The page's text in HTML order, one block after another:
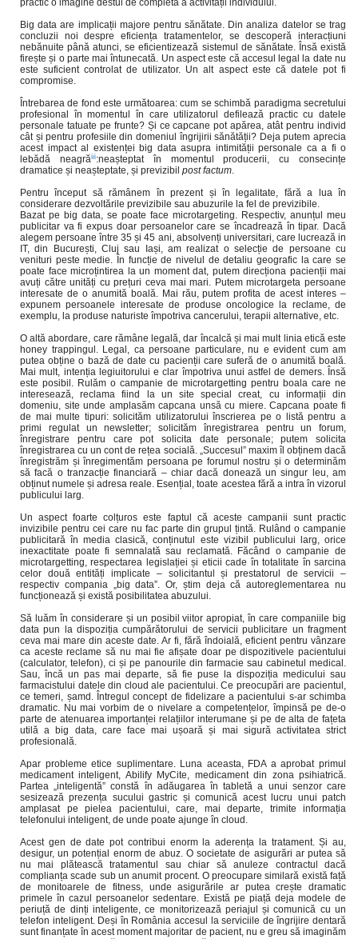
practic o imagine destul de completă a activității individului.
Big data are implicații majore pentru sănătate. Din analiza datelor se trag
concluzii noi despre eficiența tratamentelor, se descoperă interacțiuni
nebănuite până atunci, se eficientizează sistemul de sănătate. Însă există
firește și o parte mai întunecată. Un aspect este că accesul legal la date nu
este suficient controlat de utilizator. Un alt aspect este că datele pot fi
compromise.
Întrebarea de fond este următoarea: cum se schimbă paradigma secretului
profesional în momentul în care utilizatorul defilează practic cu datele
personale tatuate pe frunte? Și ce capcane pot apărea, atât pentru individ
cât și pentru profesiile din domeniul îngrijirii sănătății? Deja putem aprecia
acest impact al existenței big data asupra intimității personale ca a fi o
lebădă neagrăiii:neașteptat în momentul producerii, cu consecințe
dramatice și neașteptate, și previzibil post factum.
Pentru început să rămânem în prezent și în legalitate, fără a lua în
considerare dezvoltările previzibile sau abuzurile la fel de previzibile.
Bazat pe big data, se poate face microtargeting. Respectiv, anunțul meu
publicitar va fi expus doar persoanelor care se încadrează în tipar. Dacă
alegem persoane între 35 și 45 ani, absolvenți universitari, care lucrează in
IT, din București, Cluj sau Iași, am realizat o selecție de persoane cu
venituri peste medie. În funcție de nivelul de detaliu geografic la care se
poate face microțintirea la un moment dat, putem direcționa pacienții mai
avuți către unități cu prețuri ceva mai mari. Putem microtargeta persoane
interesate de o anumită boală. Mai rău, putem profita de acest interes –
expunem persoanele interesate de produse oncologice la reclame, de
exemplu, la produse naturiste împotriva cancerului, terapii alternative, etc.
O altă abordare, care rămâne legală, dar încalcă și mai mult linia etică este
honey trappingul. Legal, ca persoane particulare, nu e evident cum am
putea obține o bază de date cu pacienții care suferă de o anumită boală.
Mai mult, intenția legiuitorului e clar împotriva unui astfel de demers. Însă
este posibil. Rulăm o campanie de microtargetting pentru boala care ne
interesează, reclama fiind la un site special creat, cu informații din
domeniu, site unde amplasăm capcana unsă cu miere. Capcana poate fi
de mai multe tipuri: solicităm utilizatorului înscrierea pe o listă pentru a
primi regulat un newsletter; solicităm înregistrarea pentru un forum,
înregistrare pentru care pot solicita date personale; putem solicita
înregistrarea cu un cont de rețea socială. „Succesul” maxim îl obținem dacă
înregistrăm și înregimentăm persoana pe forumul nostru și o determinăm
să facă o tranzacție financiară – chiar dacă donează un singur leu, am
obținut numele și adresa reale. Esențial, toate acestea fără a intra în vizorul
publicului larg.
Un aspect foarte colțuros este faptul că aceste campanii sunt practic
invizibile pentru cei care nu fac parte din grupul țintă. Rulând o campanie
publicitară în media clasică, conținutul este vizibil publicului larg, orice
inexactitate poate fi semnalată sau reclamată. Făcând o campanie de
microtargetting, respectarea legislației și eticii cade în totalitate în sarcina
celor două entități implicate – solicitantul și prestatorul de servicii –
respectiv compania „big data”. Or, știm deja că autoreglementarea nu
funcționează și există posibilitatea abuzului.
Să luăm în considerare și un posibil viitor apropiat, în care companiile big
data pun la dispoziția cumpărătorului de servicii publicitare un fragment
ceva mai mare din aceste date. Ar fi, fără îndoială, eficient pentru vânzare
ca aceste reclame să nu mai fie afișate doar pe dispozitivele pacientului
(calculator, telefon), ci și pe panourile din farmacie sau cabinetul medical.
Sau, încă un pas mai departe, să fie puse la dispoziția medicului sau
farmacistului datele din cloud ale pacientului. Ce preocupări are pacientul,
ce temeri, șamd. Întregul concept de fidelizare a pacientului s-ar schimba
dramatic. Nu mai vorbim de o nivelare a competențelor, împinsă pe de-o
parte de atenuarea importanței relațiilor interumane și pe de alta de fațeta
utilă a big data, care face mai ușoară și mai sigură activitatea strict
profesională.
Apar probleme etice suplimentare. Luna aceasta, FDA a aprobat primul
medicament inteligent, Abilify MyCite, medicament din zona psihiatrică.
Partea „inteligentă” constă în adăugarea în tabletă a unui senzor care
sesizează prezența sucului gastric și comunică acest lucru unui patch
amplasat pe pielea pacientului, care, mai departe, trimite informația
telefonului inteligent, de unde poate ajunge în cloud.
Acest gen de date pot contribui enorm la aderența la tratament. Și au,
desigur, un potențial enorm de abuz. O societate de asigurări ar putea să
nu mai plătească tratamentul sau chiar să anuleze contractul dacă
complianța scade sub un anumit procent. O preocupare similară există față
de monitoarele de fitness, unde asigurările ar putea crește dramatic
primele în cazul persoanelor sedentare. Există pe piață deja modele de
periuță de dinți inteligente, ce monitorizează periajul și comunică cu un
telefon inteligent. Deși în România accesul la serviciile de îngrijire dentară
sunt finanțate în acest moment majoritar de pacient, nu e greu să imaginăm